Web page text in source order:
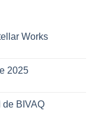
Works
2025
BIVAQ